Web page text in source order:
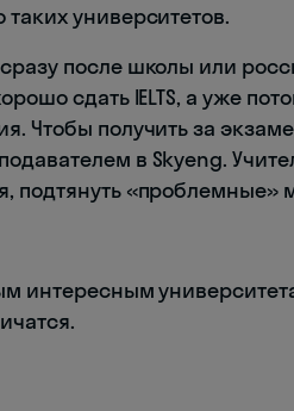
университетов.
после школы или
сдать IELTS, а уже
Чтобы получить за
в Skyeng.
подтянуть «проблемные»
интересным